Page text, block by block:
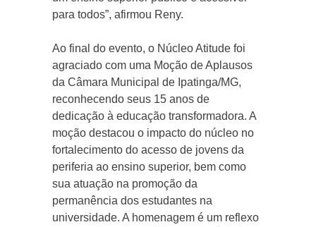
para todos”, afirmou Reny.
Ao final do evento, o Núcleo Atitude foi
agraciado com uma Moção de Aplausos
da Câmara Municipal de Ipatinga/MG,
reconhecendo seus 15 anos de
dedicação à educação transformadora. A
moção destacou o impacto do núcleo no
fortalecimento do acesso de jovens da
periferia ao ensino superior, bem como
sua atuação na promoção da
permanência dos estudantes na
universidade. A homenagem é um reflexo